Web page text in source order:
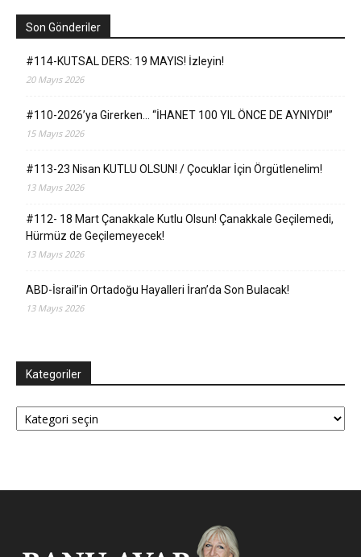
Son Gönderiler
#114-KUTSAL DERS: 19 MAYIS! İzleyin!
20 Mayıs 2026
#110-2026’ya Girerken… “İHANET 100 YIL ÖNCE DE AYNIYDI!”
15 Mayıs 2026
#113-23 Nisan KUTLU OLSUN! / Çocuklar İçin Örgütlenelim!
13 Mayıs 2026
#112- 18 Mart Çanakkale Kutlu Olsun! Çanakkale Geçilemedi,
Hürmüz de Geçilemeyecek!
13 Mayıs 2026
ABD-İsrail’in Ortadoğu Hayalleri İran’da Son Bulacak!
13 Mayıs 2026
Kategoriler
Kategoriler